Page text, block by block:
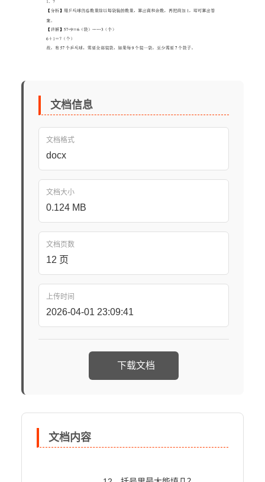
文档信息
文档格式
docx
文档大小
0.124 MB
文档页数
12 页
上传时间
2026-04-01 23:09:41
下载文档
文档内容